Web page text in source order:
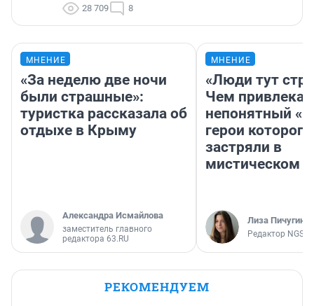
28 709 8
МНЕНИЕ
«За неделю две ночи
были страшные»:
туристка рассказала об
отдыхе в Крыму
Александра Исмайлова
заместитель главного
редактора 63.RU
МНЕНИЕ
«Люди тут
Чем
непонятный
герои которого
застряли в
мистическом
Лиза Пичугина
Редактор
РЕКОМЕНДУЕМ